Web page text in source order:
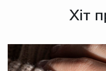
Хіт